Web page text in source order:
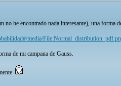
no he encontrado nada interesante), una forma
media/
de mi campana de Gauss.